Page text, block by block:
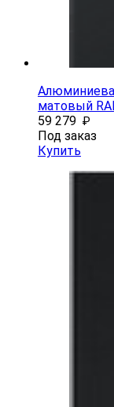
матовый
59 279 ₽
Под заказ
Купить